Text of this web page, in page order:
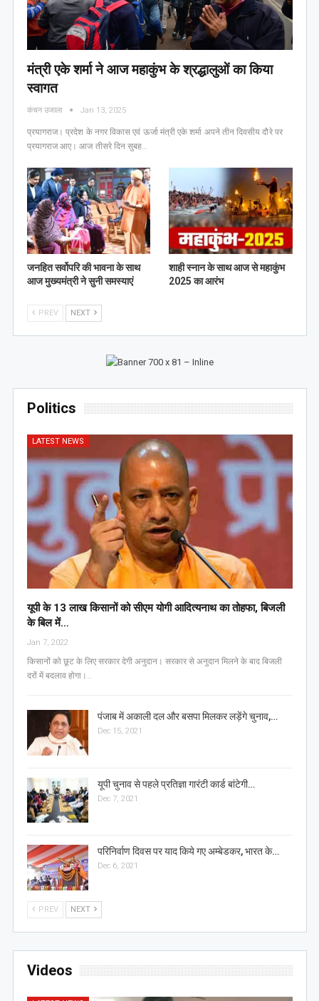
मंत्री एके शर्मा ने आज महाकुंभ के श्रद्धालुओं का किया
स्वागत
कंचन उजाला Jan 13, 2025
प्रयागराज। प्रदेश के नगर विकास एवं ऊर्जा मंत्री एके शर्मा अपने तीन दिवसीय दौरे पर
प्रयागराज आए। आज तीसरे दिन सुबह…
जनहित सर्वोपरि की भावना के साथ
आज मुख्यमंत्री ने सुनी समस्याएं
शाही स्नान के साथ आज से महाकुंभ
2025 का आरंभ
PREV NEXT
Politics
LATEST NEWS
यूपी के 13 लाख किसानों को सीएम योगी आद‍ित्‍यनाथ का तोहफा, ब‍िजली
के ब‍िल में…
Jan 7, 2022
किसानों को छूट के लिए सरकार देगी अनुदान। सरकार से अनुदान मिलने के बाद बिजली
दरों में बदलाव होगा।…
पंजाब में अकाली दल और बसपा मिलकर लड़ेंगे चुनाव,…
Dec 15, 2021
यूपी चुनाव से पहले प्रतिज्ञा गारंटी कार्ड बांटेगी…
Dec 7, 2021
परिनिर्वाण दिवस पर याद किये गए अम्बेडकर, भारत के…
Dec 6, 2021
PREV NEXT
Videos